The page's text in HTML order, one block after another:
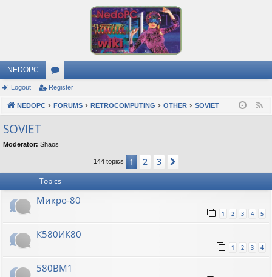
NEDOPC
or
u
s
Logout Register
NEDOPC FORUMS RETROCOMPUTING OTHER SOVIET
SOVIET
Moderator: Shaos
144 topics 1 2 3
Topics
Микро-80
1 2 3 4 5
К580ИК80
1 2 3 4
580ВМ1